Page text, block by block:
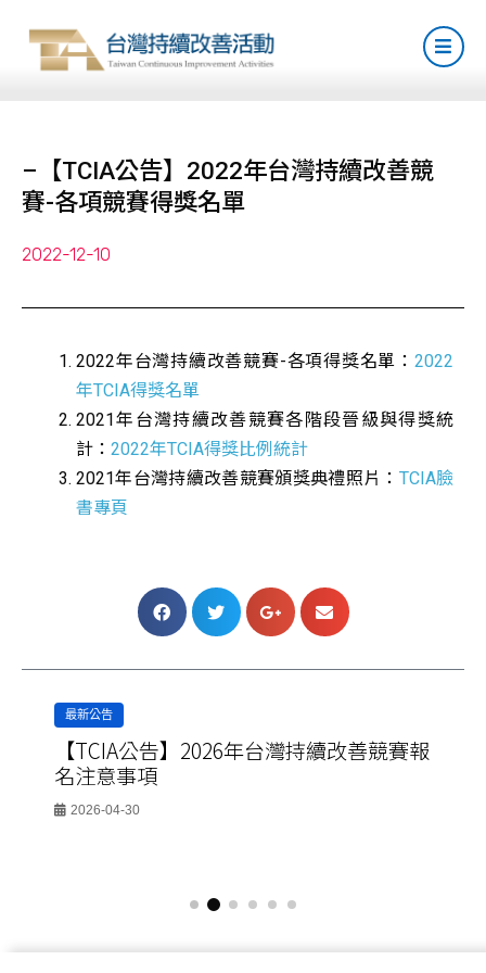
–【TCIA公告】2022年台灣持續改善競
賽-各項競賽得獎名單
2022-12-10
2022年台灣持續改善競賽-各項得獎名單： 2022
年TCIA得獎名單
2021年台灣持續改善競賽各階段晉級與得獎統
計： 2022年TCIA得獎比例統計
2021年台灣持續改善競賽頒獎典禮照片： TCIA臉
書專頁
最新公告
【TCIA公告】2026年台灣持續改善競賽報
名注意事項
2026-04-30